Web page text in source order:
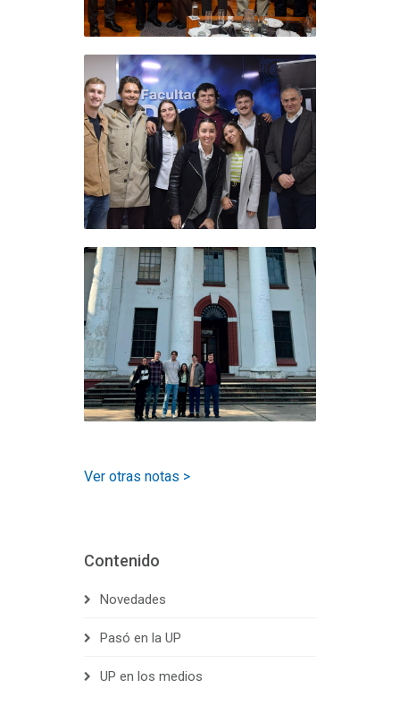
Ver otras notas >
Contenido
Novedades
Pasó en la UP
UP en los medios